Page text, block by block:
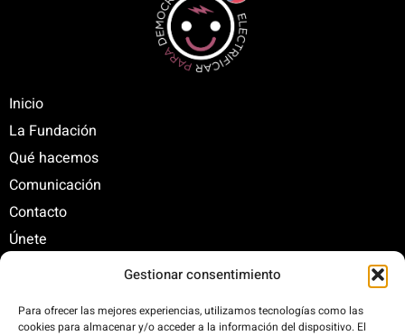
Gestionar consentimiento
Para ofrecer las mejores experiencias, utilizamos tecnologías como las
cookies para almacenar y/o acceder a la información del dispositivo. El
Inicio
La Fundación
Qué hacemos
Comunicación
Contacto
Únete
C/ Santa Engracia, 108. 5º Interior. Izda. 28003
+34 625 47 42 11